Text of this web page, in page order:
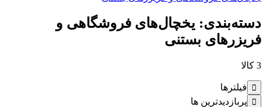
دسته‌بندی: یخچال‌های فروشگاهی و
فریزرهای بستنی
3 کالا
فیلترها
پربازدیدترین ها